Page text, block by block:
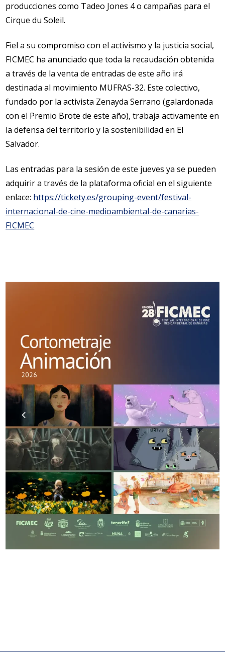
producciones como Tadeo Jones 4 o campañas para el
Cirque du Soleil.
Fiel a su compromiso con el activismo y la justicia social,
FICMEC ha anunciado que toda la recaudación obtenida
a través de la venta de entradas de este año irá
destinada al movimiento MUFRAS-32. Este colectivo,
fundado por la activista Zenayda Serrano (galardonada
con el Premio Brote de este año), trabaja activamente en
la defensa del territorio y la sostenibilidad en El
Salvador.
Las entradas para la sesión de este jueves ya se pueden
adquirir a través de la plataforma oficial en el siguiente
enlace: https://tickety.es/grouping-event/festival-
internacional-de-cine-medioambiental-de-canarias-
FICMEC